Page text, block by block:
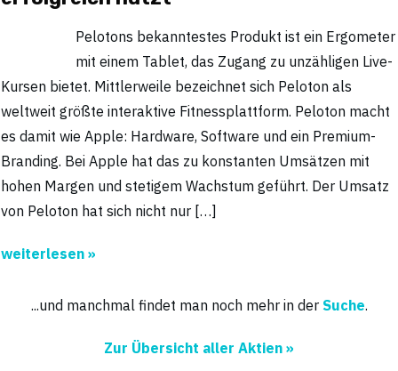
Pelotons bekanntestes Produkt ist ein Ergometer
mit einem Tablet, das Zugang zu unzähligen Live-
Kursen bietet. Mittlerweile bezeichnet sich Peloton als
weltweit größte interaktive Fitnessplattform. Peloton macht
es damit wie Apple: Hardware, Software und ein Premium-
Branding. Bei Apple hat das zu konstanten Umsätzen mit
hohen Margen und stetigem Wachstum geführt. Der Umsatz
von Peloton hat sich nicht nur […]
weiterlesen »
...und manchmal findet man noch mehr in der Suche.
Zur Übersicht aller Aktien »